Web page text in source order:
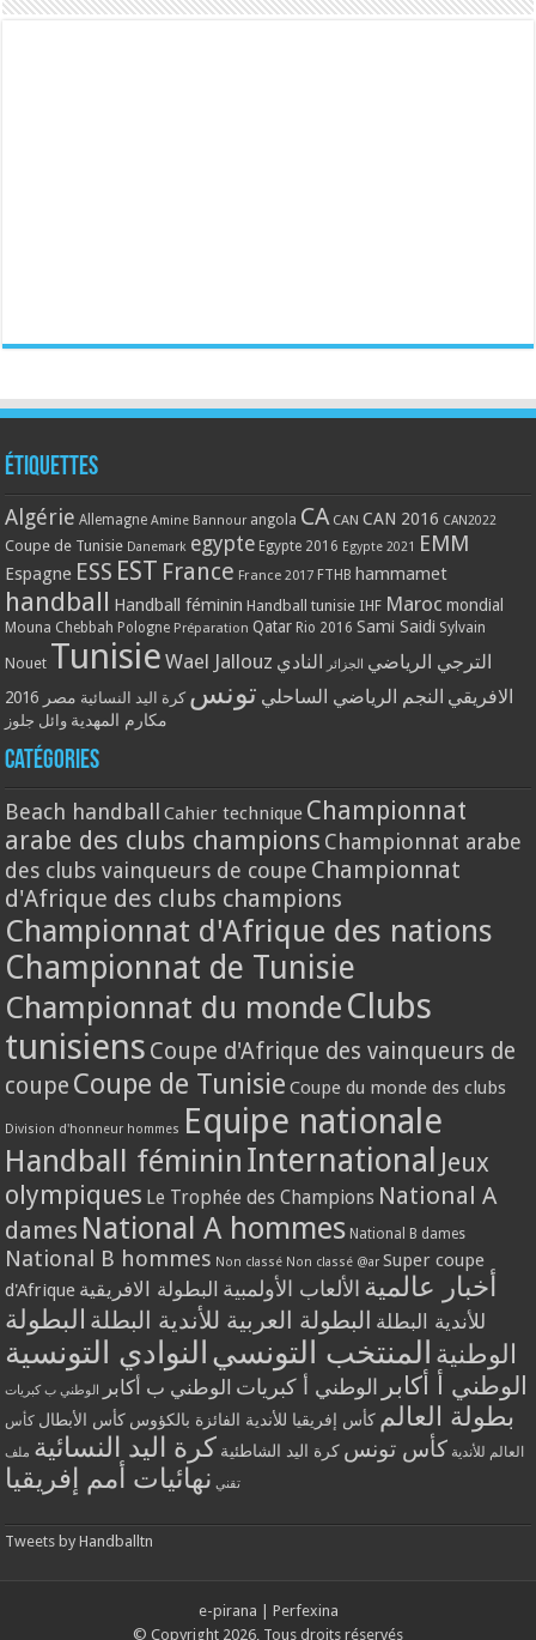
Étiquettes
Algérie Allemagne Amine Bannour angola CA CAN CAN 2016 CAN2022
Coupe de Tunisie Danemark egypte Egypte 2016 Egypte 2021 EMM
Espagne ESS EST France France 2017 FTHB hammamet
handball Handball féminin Handball tunisie IHF Maroc mondial
Mouna Chebbah Pologne Préparation Qatar Rio 2016 Sami Saidi Sylvain
Nouet Tunisie Wael Jallouz الترجي الرياضي الجزائر النادي
الافريقي النجم الرياضي الساحلي تونس كرة اليد النسائية مصر 2016
مكارم المهدية وائل جلوز
Catégories
Beach handball Cahier technique Championnat
arabe des clubs champions Championnat arabe
des clubs vainqueurs de coupe Championnat
d'Afrique des clubs champions
Championnat d'Afrique des nations
Championnat de Tunisie
Championnat du monde Clubs
tunisiens Coupe d'Afrique des vainqueurs de
coupe Coupe de Tunisie Coupe du monde des clubs
Division d'honneur hommes Equipe nationale
Handball féminin International Jeux
olympiques Le Trophée des Champions National A
dames National A hommes National B dames
National B hommes Non classé Non classé @ar Super coupe
d'Afrique
أخبار عالمية الألعاب الأولمبية البطولة الافريقية
للأندية البطلة البطولة العربية للأندية البطلة البطولة
الوطنية المنتخب التونسي النوادي التونسية
الوطني أ أكابر الوطني أ كبريات الوطني ب أكابر الوطني ب كبريات
بطولة العالم كأس إفريقيا للأندية الفائزة بالكؤوس كأس الأبطال كأس
العالم للأندية كأس تونس كرة اليد الشاطئية كرة اليد النسائية ملف
تقني نهائيات أمم إفريقيا
Tweets by Handballtn
e-pirana
Perfexina
© Copyright 2026, Tous droits réservés